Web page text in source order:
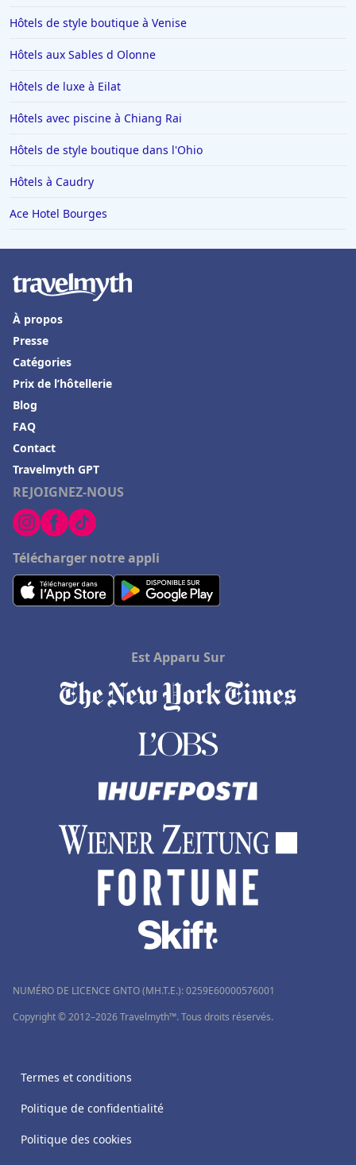
Hôtels de style boutique à Venise
Hôtels aux Sables d Olonne
Hôtels de luxe à Eilat
Hôtels avec piscine à Chiang Rai
Hôtels de style boutique dans l'Ohio
Hôtels à Caudry
Ace Hotel Bourges
REJOIGNEZ-NOUS
Télécharger notre appli
À propos
Presse
Catégories
Prix de l’hôtellerie
Blog
FAQ
Contact
Travelmyth GPT
Est Apparu Sur
NUMÉRO DE LICENCE GNTO (MH.T.E.): 0259Ε60000576001
Copyright © 2012–2026 Travelmyth™. Tous droits réservés.
Termes et conditions
Politique de confidentialité
Politique des cookies